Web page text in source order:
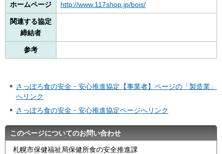
ホームページ http://www.117shop.jp/bois/
関連する協定
締結者
参考
さっぽろ食の安全・安心推進協定【事業者】ページの「製造業」
へリンク
さっぽろ食の安全・安心推進協定ページへリンク
このページについてのお問い合わせ
札幌市保健福祉局保健所食の安全推進課